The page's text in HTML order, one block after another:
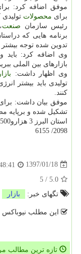
موفق اضافه كرد:
برای محصولات
رئیس سازمان صنعت،
برنامه هایی كه
تدوین شده توجه بیشتر
وی اضافه كرد: باید
بازارهای بین الملی
وی اظهار داشت: بازار
تولیدی باید بیشتر
كنند.
موفق بیان داشت: برای
تشكیل شده و برپایه
استان البرز 3 هزارو500 واحد تولیدی صنعتی كوچك و بزرگ دارد.
2098/ 6155
1397/01/18
5.0
/
5
تگهای خبر:
بازار
این مطلب نیوباکس
تازه ترین مطالب